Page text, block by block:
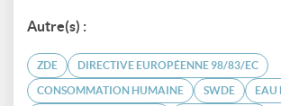
Autre(s) :
ZDE DIRECTIVE EUROPÉENNE 98/83/EC
CONSOMMATION HUMAINE SWDE EAU